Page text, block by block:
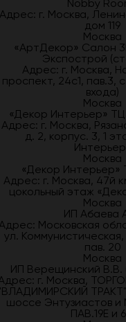
Nobby
Адрес: г. Москва,
дом 119
Москва
«АртДекор» Салон
Экспострой
Адрес: г. Москва,
проспект, 24с1, пав.3,
входа)
Москва
«Декор Интерьер»
Адрес: г. Москва,
д. 2, корпус. 3, 1
Москва
«Декор Интерьер»
Адрес: г. Москва, 47й
цокольный этаж
Москва
ИП Абаева
Московская
ул. Коммунистическая,
пав. 20
Москва
ИП Верещинский В.В.
г. Москва,
шоссе Энтузиастов и
ПАВ.19Е и